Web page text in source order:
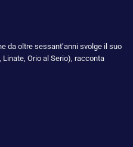
da oltre sessant’anni svolge il suo
Linate, Orio al Serio), racconta